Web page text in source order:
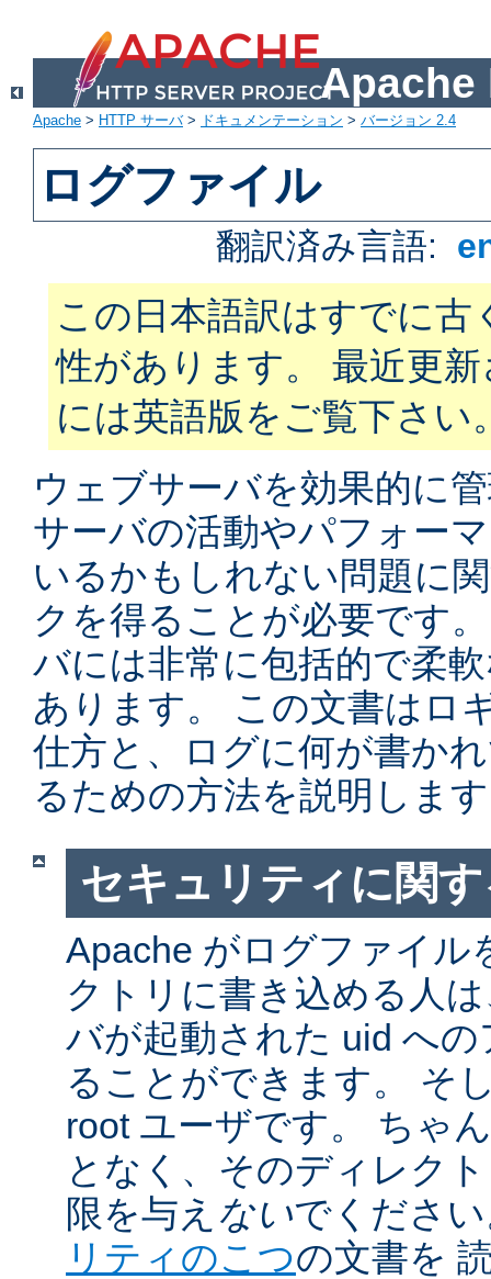
Apache
Apache > HTTP サーバ> ドキュメンテーション > バージョン 2.4
ログファイル
翻訳済み言語:
この日本語訳はすでに古
性があります。 最近更
には英語版をご覧下さい
ウェブサーバを効果的に
サーバの活動やパフォー
いるかもしれない問題に
クを得ることが必要です
バには非常に包括的で柔
あります。 この文書はロ
仕方と、ログに何が書か
るための方法を説明しま
セキュリティに関
Apache がログファイル
クトリに書き込める人
バが起動された uid へ
ることができます。 そ
root ユーザです。 ちゃ
となく、そのディレク
限を与え ないでくださ
リティのこつの文書を